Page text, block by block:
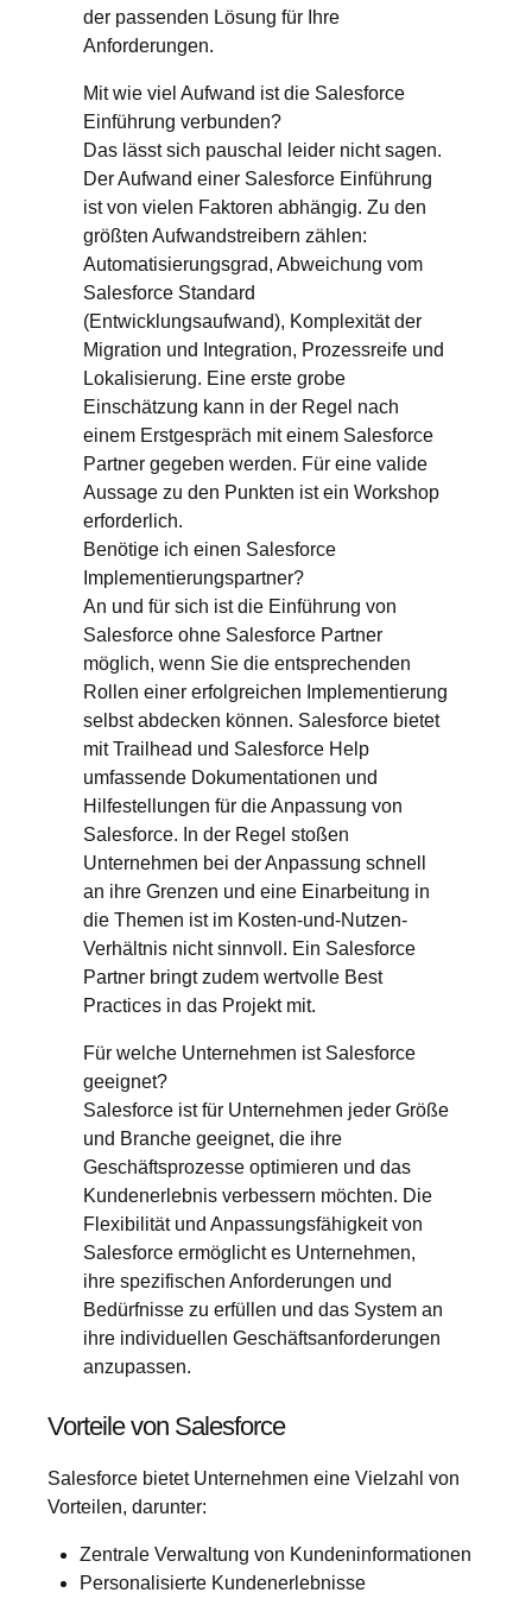
der passenden Lösung für Ihre
Anforderungen.
Mit wie viel Aufwand ist die Salesforce
Einführung verbunden?
Das lässt sich pauschal leider nicht sagen.
Der Aufwand einer Salesforce Einführung
ist von vielen Faktoren abhängig. Zu den
größten Aufwandstreibern zählen:
Automatisierungsgrad, Abweichung vom
Salesforce Standard
(Entwicklungsaufwand), Komplexität der
Migration und Integration, Prozessreife und
Lokalisierung. Eine erste grobe
Einschätzung kann in der Regel nach
einem Erstgespräch mit einem Salesforce
Partner gegeben werden. Für eine valide
Aussage zu den Punkten ist ein Workshop
erforderlich.
Benötige ich einen Salesforce
Implementierungspartner?
An und für sich ist die Einführung von
Salesforce ohne Salesforce Partner
möglich, wenn Sie die entsprechenden
Rollen einer erfolgreichen Implementierung
selbst abdecken können. Salesforce bietet
mit Trailhead und Salesforce Help
umfassende Dokumentationen und
Hilfestellungen für die Anpassung von
Salesforce. In der Regel stoßen
Unternehmen bei der Anpassung schnell
an ihre Grenzen und eine Einarbeitung in
die Themen ist im Kosten-und-Nutzen-
Verhältnis nicht sinnvoll. Ein Salesforce
Partner bringt zudem wertvolle Best
Practices in das Projekt mit.
Für welche Unternehmen ist Salesforce
geeignet?
Salesforce ist für Unternehmen jeder Größe
und Branche geeignet, die ihre
Geschäftsprozesse optimieren und das
Kundenerlebnis verbessern möchten. Die
Flexibilität und Anpassungsfähigkeit von
Salesforce ermöglicht es Unternehmen,
ihre spezifischen Anforderungen und
Bedürfnisse zu erfüllen und das System an
ihre individuellen Geschäftsanforderungen
anzupassen.
Vorteile von Salesforce
Salesforce bietet Unternehmen eine Vielzahl von
Vorteilen, darunter:
Zentrale Verwaltung von Kundeninformationen
Personalisierte Kundenerlebnisse